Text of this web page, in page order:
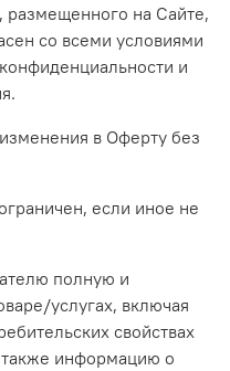
размещенного на Сайте,
со всеми условиями
и
в Оферту без
если иное не
полную и
услугах, включая
свойствах
также информацию о